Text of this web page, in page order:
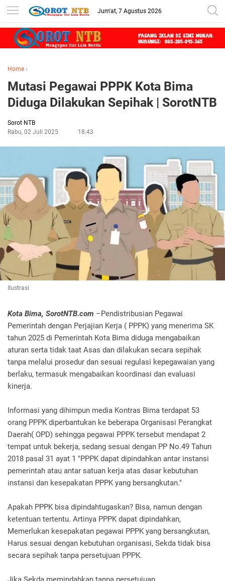
Jum'at, 7 Agustus 2026
Home ›
Mutasi Pegawai PPPK Kota Bima
Diduga Dilakukan Sepihak | SorotNTB
Sorot NTB
Rabu, 02 Juli 2025
18:43
Ilustrasi
Kota Bima, SorotNTB.com –Pendistribusian Pegawai
Pemerintah dengan Perjajian Kerja ( PPPK) yang menerima SK
tahun 2025 di Pemerintah Kota Bima diduga mengabaikan
aturan serta tidak taat Asas dan dilakukan secara sepihak
tanpa melalui prosedur dan sesuai regulasi kepegawaian yang
berlaku, termasuk mengabaikan koordinasi dan evaluasi
kinerja.
Informasi yang dihimpun media Kontras Bima terdapat 53
orang PPPK diperbantukan ke beberapa Organisasi Perangkat
Daerah( OPD) sehingga pegawai PPPK tersebut mendapat 2
tempat untuk bekerja, sedang sesuai dengan PP No.49 Tahun
2018 pasal 31 ayat 1 "PPPK dapat dipindahkan antar instansi
pemerintah atau antar satuan kerja atas dasar kebutuhan
instansi dan kesepakatan PPPK yang bersangkutan."
Apakah PPPK bisa dipindahtugaskan? Bisa, namun dengan
ketentuan tertentu. Artinya PPPK dapat dipindahkan,
Memerlukan kesepakatan pegawai PPPK yang bersangkutan,
Harus sesuai dengan kebutuhan organisasi, Sekda tidak bisa
secara sepihak tanpa persetujuan PPPK.